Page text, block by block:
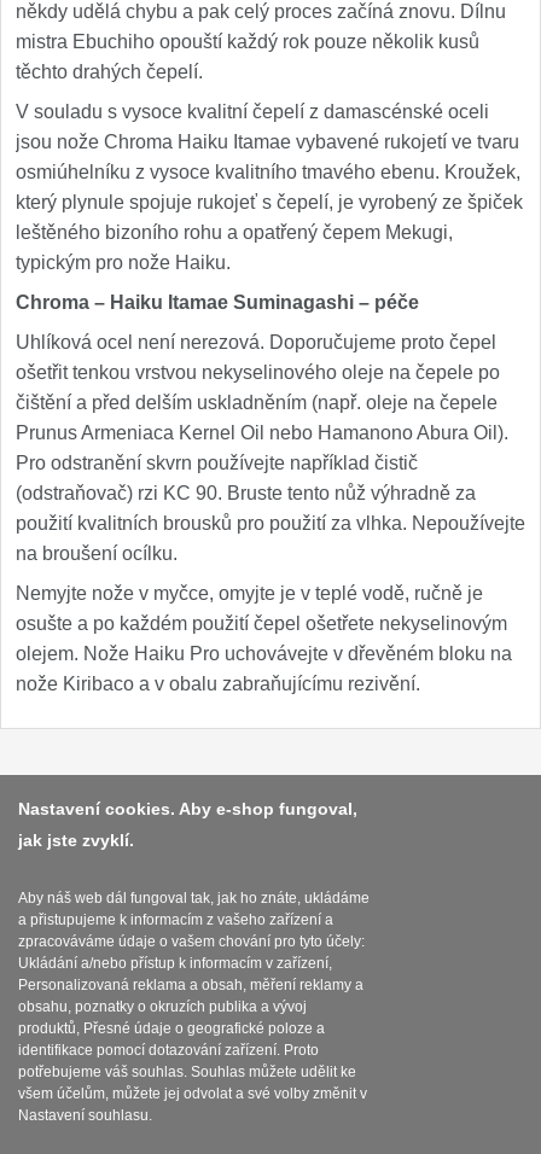
někdy udělá chybu a pak celý proces začíná znovu. Dílnu
mistra Ebuchiho opouští každý rok pouze několik kusů
těchto drahých čepelí.
V souladu s vysoce kvalitní čepelí z damascénské oceli
jsou nože Chroma Haiku Itamae vybavené rukojetí ve tvaru
osmiúhelníku z vysoce kvalitního tmavého ebenu. Kroužek,
který plynule spojuje rukojeť s čepelí, je vyrobený ze špiček
leštěného bizoního rohu a opatřený čepem Mekugi,
typickým pro nože Haiku.
Chroma – Haiku Itamae Suminagashi – péče
Uhlíková ocel není nerezová. Doporučujeme proto čepel
ošetřit tenkou vrstvou nekyselinového oleje na čepele po
čištění a před delším uskladněním (např. oleje na čepele
Prunus Armeniaca Kernel Oil nebo Hamanono Abura Oil).
Pro odstranění skvrn používejte například čistič
(odstraňovač) rzi KC 90. Bruste tento nůž výhradně za
použití kvalitních brousků pro použití za vlhka. Nepoužívejte
na broušení ocílku.
Nemyjte nože v myčce, omyjte je v teplé vodě, ručně je
osušte a po každém použití čepel ošetřete nekyselinovým
olejem. Nože Haiku Pro uchovávejte v dřevěném bloku na
nože Kiribaco a v obalu zabraňujícímu rezivění.
Platba a dodávka
Obchodní podmínky
Zasady zpracovani osobnich udaju
Reklamační řád
O nožích
Nastavení cookies. Aby e-shop fungoval,
jak jste zvyklí.
Aby náš web dál fungoval tak, jak ho znáte, ukládáme
a přistupujeme k informacím z vašeho zařízení a
zpracováváme údaje o vašem chování pro tyto účely:
Ukládání a/nebo přístup k informacím v zařízení,
Personalizovaná reklama a obsah, měření reklamy a
obsahu, poznatky o okruzích publika a vývoj
produktů, Přesné údaje o geografické poloze a
identifikace pomocí dotazování zařízení. Proto
potřebujeme váš souhlas. Souhlas můžete udělit ke
všem účelům, můžete jej odvolat a své volby změnit v
Nastavení souhlasu.